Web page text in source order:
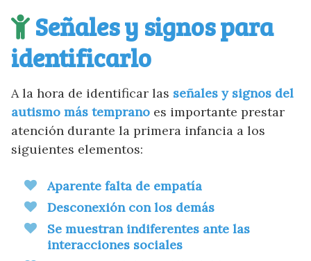
Señales y signos para
identificarlo
A la hora de identificar las señales y signos del
autismo más temprano es importante prestar
atención durante la primera infancia a los
siguientes elementos:
Aparente falta de empatía
Desconexión con los demás
Se muestran indiferentes ante las
interacciones sociales